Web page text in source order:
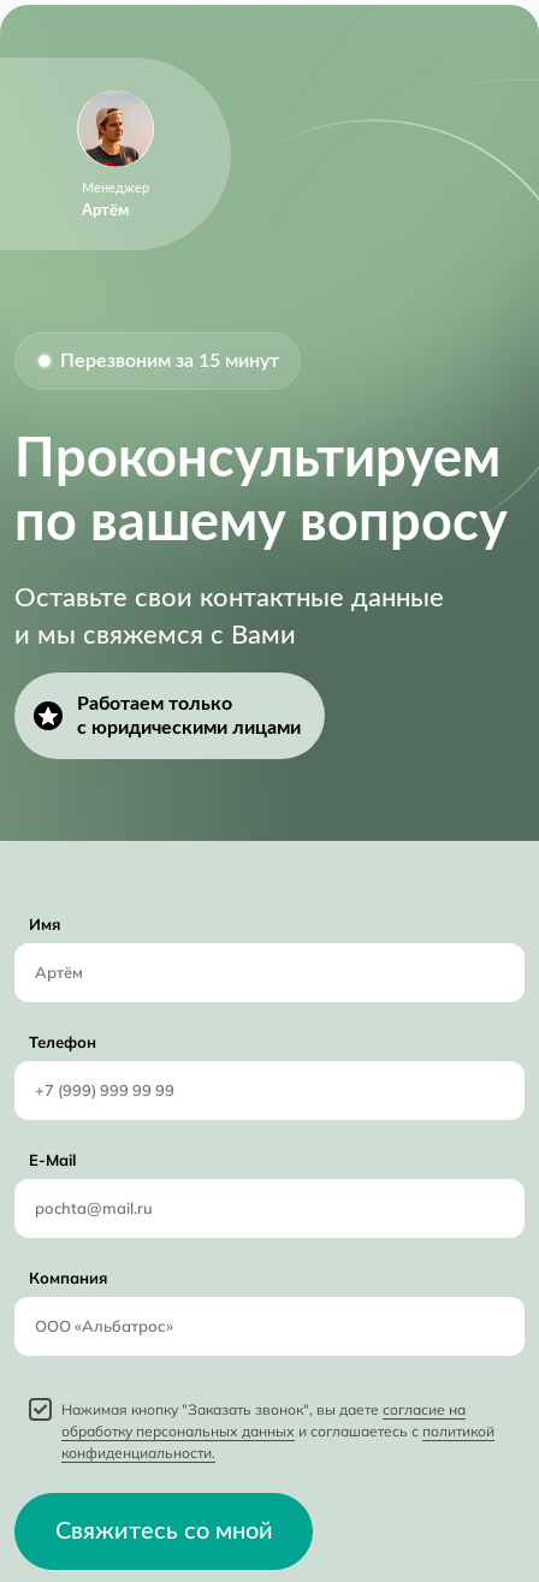
Supply Voltage: 4.1V ~ 6.6V
Supply Voltage (Max):
Supply Voltage (Min):
Менеджер
Артём
Перезвоним за 15 минут
Проконсультируем
по вашему вопросу
Оставьте свои контактные данные
и мы свяжемся с Вами
Работаем только
с юридическими лицами
Имя
Телефон
E-Mail
Компания
Нажимая кнопку "Заказать звонок", вы даете согласие на
обработку персональных данных и соглашаетесь с политикой
конфиденциальности.
Свяжитесь со мной